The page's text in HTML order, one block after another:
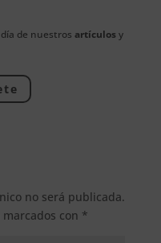
de nuestros artículos y
no será publicada.
con *